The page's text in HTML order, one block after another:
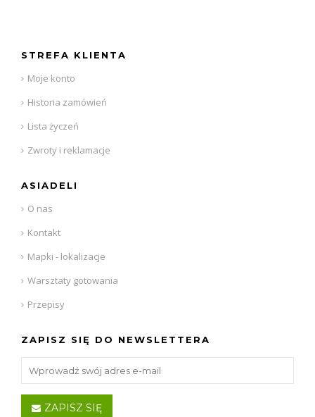
STREFA KLIENTA
Moje konto
Historia zamówień
Lista życzeń
Zwroty i reklamacje
ASIADELI
O nas
Kontakt
Mapki - lokalizacje
Warsztaty gotowania
Przepisy
ZAPISZ SIĘ DO NEWSLETTERA
ZAPISZ SIĘ